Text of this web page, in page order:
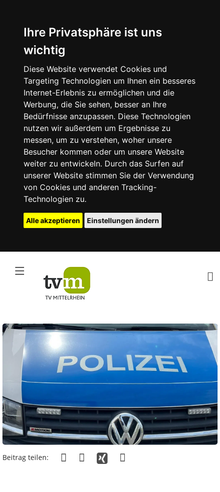
Ihre Privatsphäre ist uns
wichtig
Diese Website verwendet Cookies und
Targeting Technologien um Ihnen ein besseres
Internet-Erlebnis zu ermöglichen und die
Werbung, die Sie sehen, besser an Ihre
Bedürfnisse anzupassen. Diese Technologien
nutzen wir außerdem um Ergebnisse zu
messen, um zu verstehen, woher unsere
Besucher kommen oder um unsere Website
weiter zu entwickeln. Durch das Surfen auf
unserer Website stimmen Sie der Verwendung
von Cookies und anderen Tracking-
Technologien zu.
Alle akzeptieren Einstellungen ändern
Beitrag teilen: